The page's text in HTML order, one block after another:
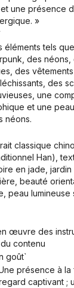
une présence
»
des néons,
des
des
une
et une
néons.
Han),
en jade,
beauté
peau lumineuse
contenu
goût`
captivant ;